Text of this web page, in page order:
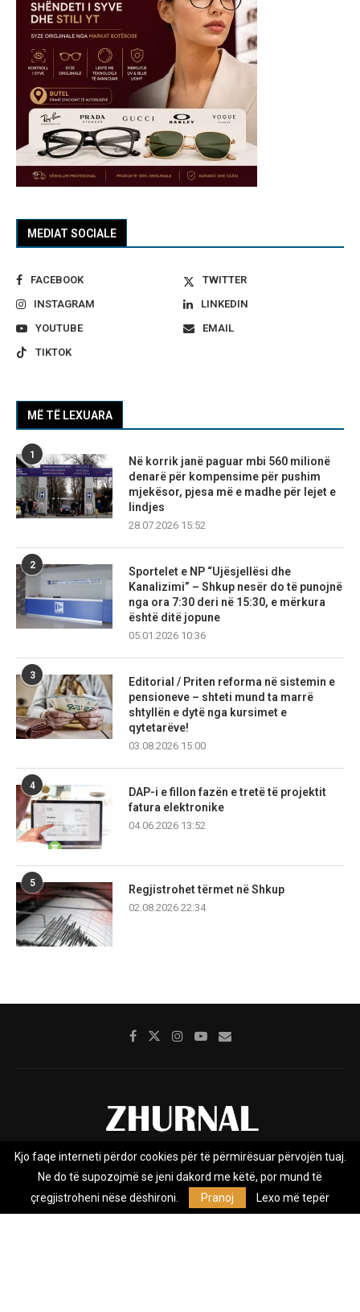
MEDIAT SOCIALE
FACEBOOK
TWITTER
INSTAGRAM
LINKEDIN
YOUTUBE
EMAIL
TIKTOK
MË TË LEXUARA
1
Në korrik janë paguar mbi 560 milionë
denarë për kompensime për pushim
mjekësor, pjesa më e madhe për lejet e
lindjes
28.07.2026 15:52
2
Sportelet e NP “Ujësjellësi dhe
Kanalizimi” – Shkup nesër do të punojnë
nga ora 7:30 deri në 15:30, e mërkura
është ditë jopune
05.01.2026 10:36
3
Editorial / Priten reforma në sistemin e
pensioneve – shteti mund ta marrë
shtyllën e dytë nga kursimet e
qytetarëve!
03.08.2026 15:00
4
DAP-i e fillon fazën e tretë të projektit
fatura elektronike
04.06.2026 13:52
5
Regjistrohet tërmet në Shkup
02.08.2026 22:34
Rreth nesh Impresumi Marketing
Kontakt
Privacy Policy
Zhurnal.mk është Agjenci e Lajmeve e pavarur, e themeluar në vitin
Kjo faqe interneti përdor cookies për të përmirësuar përvojën tuaj.
Ne do të supozojmë se jeni dakord me këtë, por mund të
çregjistroheni nëse dëshironi.
Pranoj Lexo më tepër